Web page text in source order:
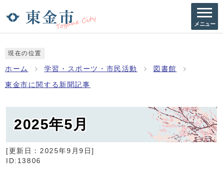
メニュー
現在の位置
ホーム 学習・スポーツ・市民活動 図書館
東金市に関する新聞記事
2025年5月
[更新日： 2025年9月9日]
ID:13806